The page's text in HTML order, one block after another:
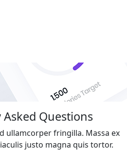
Questions
ullamcorper fringilla. Massa ex
justo magna quis tortor.